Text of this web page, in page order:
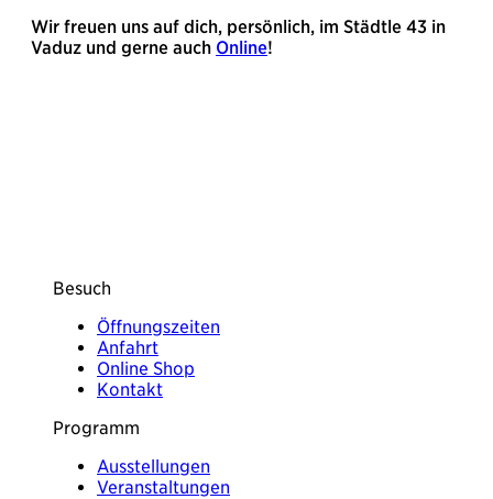
Wir freuen uns auf dich, persönlich, im Städtle 43 in
Vaduz und gerne auch Online!
Besuch
Öffnungszeiten
Anfahrt
Online Shop
Kontakt
Programm
Ausstellungen
Veranstaltungen